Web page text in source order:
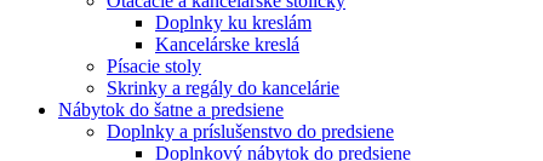
Doplnky ku kreslám
Kancelárske kreslá
Písacie stoly
Skrinky a regály do kancelárie
Nábytok do šatne a predsiene
Doplnky a príslušenstvo do predsiene
Doplnkový nábytok do predsiene